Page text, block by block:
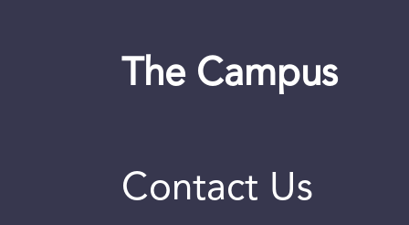
The Campus
Contact Us